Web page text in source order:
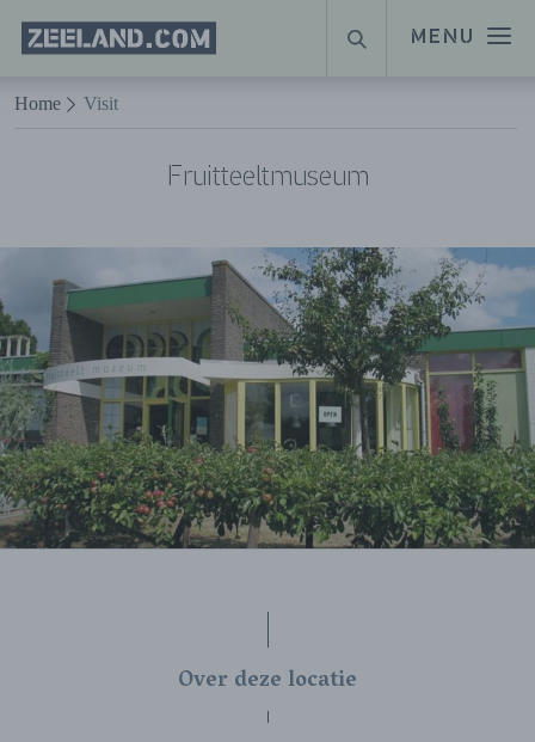
Naar hoofdinhoud
MENU
Homepage
Zeeland.com
ZOEKEN
Home Visit
Fruitteeltmuseum
Over deze locatie